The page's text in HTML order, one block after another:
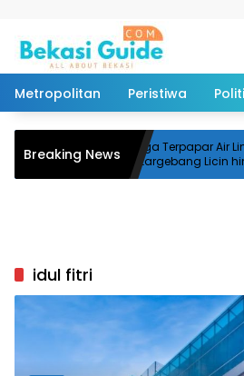
Metropolitan Peristiwa
Breaking NewsDiduga Terpapar Air
Bantargebang Licin
Pemotor Terjatuh
idul fitri